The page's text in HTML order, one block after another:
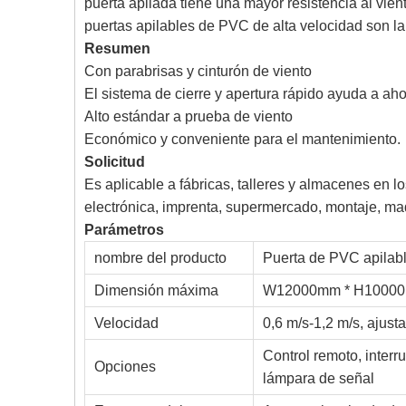
puerta apilada tiene una mayor resistencia al
puertas apilables de PVC de alta velocidad son
Resumen
Con parabrisas y cinturón de viento
El sistema de cierre y apertura rápido ayuda a
Alto estándar a prueba de viento
Económico y conveniente para el mantenimiento.
Solicitud
Es aplicable a fábricas, talleres y almacenes en
electrónica, imprenta, supermercado, montaje,
Parámetros
nombre del producto
Puerta de PVC
Dimensión máxima W12000mm *
Velocidad 0,6 m/s-1,2 m/s,
Opciones
Control remoto,
lámpara de señal